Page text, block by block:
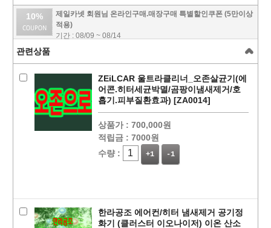
PAYCO 바로
10%
제일카넷 회원님 온라인구매.매장구매 특별할인쿠폰 (5만이상
적용)
기간 : 08/09 ~ 08/14
관련상품
ZEiLCAR 울트라클리너_오존살균기(에
어콘.히터세균박멸/곰팡이냄새제거/호
흡기.피부질환효과) [ZA0014]
상품가 : 700,000원
적립금 : 7000원
수량 :
+1 -1
한라공조 에어컨/히터 냄새제거 공기정
화기 (클러스터 이오나이저) 이온 산소